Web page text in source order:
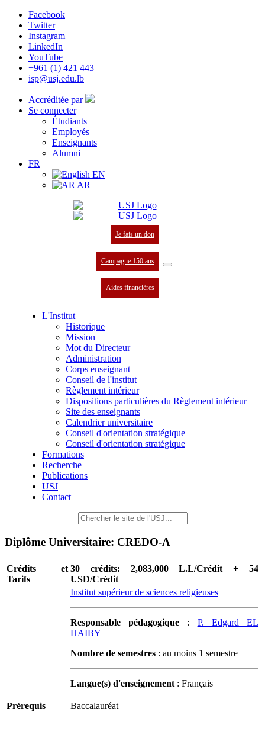
Facebook
Twitter
Instagram
LinkedIn
YouTube
+961 (1) 421 443
isp@usj.edu.lb
Accréditée par
Se connecter
Étudiants
Employés
Enseignants
Alumni
FR
EN
AR
Je fais un don
Campagne 150 ans
Aides financières
L'Institut
Historique
Mission
Mot du Directeur
Administration
Corps enseignant
Conseil de l'institut
Règlement intérieur
Dispositions particulières du Règlement intérieur
Site des enseignants
Calendrier universitaire
Conseil d'orientation stratégique
Conseil d'orientation stratégique
Formations
Recherche
Publications
USJ
Contact
Diplôme Universitaire: CREDO-A
Crédits et
Tarifs
30 crédits: 2,083,000 L.L/Crédit + 54
USD/Crédit
Institut supérieur de sciences religieuses
Responsable pédagogique : P. Edgard EL
HAIBY
Nombre de semestres : au moins 1 semestre
Langue(s) d'enseignement: Français
Prérequis Baccalauréat